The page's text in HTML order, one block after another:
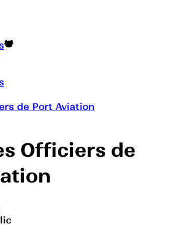
de Port Aviation
Officiers de